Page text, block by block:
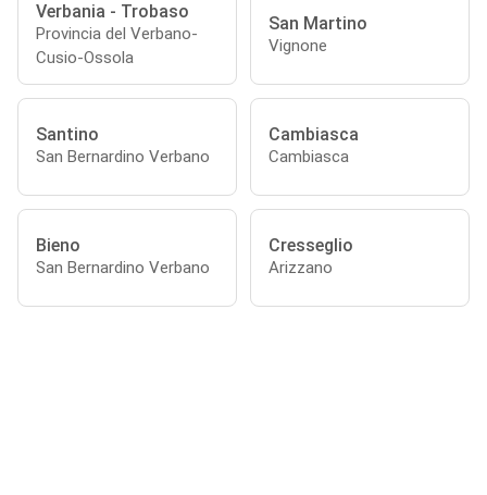
Verbania - Trobaso
Provincia del Verbano-
Cusio-Ossola
San Martino
Vignone
Santino
San Bernardino Verbano
Cambiasca
Cambiasca
Bieno
San Bernardino Verbano
Cresseglio
Arizzano